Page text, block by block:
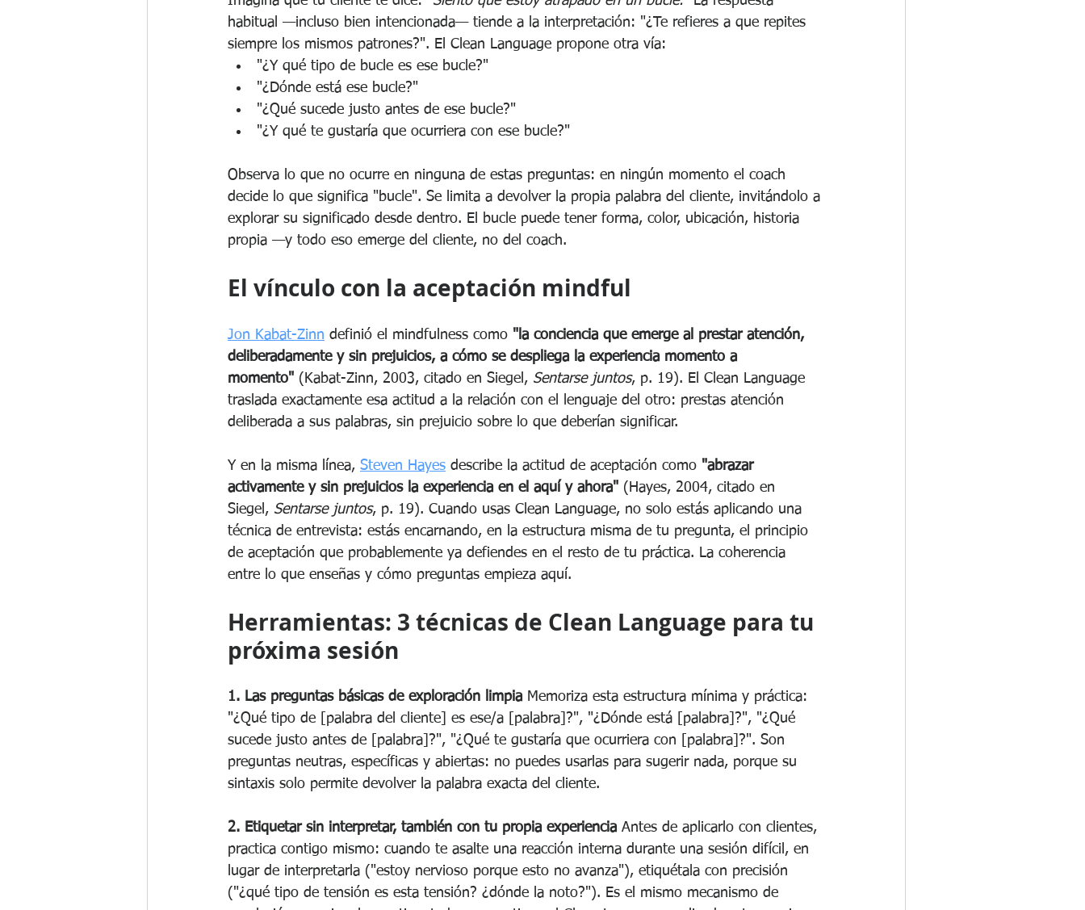
habitual —incluso bien intencionada— tiende a la interpretación: "¿Te refieres a que repites
siempre los mismos patrones?". El Clean Language propone otra vía:
"¿Y qué tipo de bucle es ese bucle?"
"¿Dónde está ese bucle?"
"¿Qué sucede justo antes de ese bucle?"
"¿Y qué te gustaría que ocurriera con ese bucle?"
Observa lo que no ocurre en ninguna de estas preguntas: en ningún momento el coach
decide lo que significa "bucle". Se limita a devolver la propia palabra del cliente, invitándolo a
explorar su significado desde dentro. El bucle puede tener forma, color, ubicación, historia
propia —y todo eso emerge del cliente, no del coach.
El vínculo con la aceptación mindful
Jon Kabat-Zinn definió el mindfulness como "la conciencia que emerge al prestar atención,
deliberadamente y sin prejuicios, a cómo se despliega la experiencia momento a
momento" (Kabat-Zinn, 2003, citado en Siegel, Sentarse juntos, p. 19). El Clean Language
traslada exactamente esa actitud a la relación con el lenguaje del otro: prestas atención
deliberada a sus palabras, sin prejuicio sobre lo que deberían significar.
Y en la misma línea, Steven Hayes describe la actitud de aceptación como "abrazar
activamente y sin prejuicios la experiencia en el aquí y ahora" (Hayes, 2004, citado en
Siegel, Sentarse juntos, p. 19). Cuando usas Clean Language, no solo estás aplicando una
técnica de entrevista: estás encarnando, en la estructura misma de tu pregunta, el principio
de aceptación que probablemente ya defiendes en el resto de tu práctica. La coherencia
entre lo que enseñas y cómo preguntas empieza aquí.
Herramientas: 3 técnicas de Clean Language para tu
próxima sesión
1. Las preguntas básicas de exploración limpia Memoriza esta estructura mínima y práctica:
"¿Qué tipo de [palabra del cliente] es ese/a [palabra]?", "¿Dónde está [palabra]?", "¿Qué
sucede justo antes de [palabra]?", "¿Qué te gustaría que ocurriera con [palabra]?". Son
preguntas neutras, específicas y abiertas: no puedes usarlas para sugerir nada, porque su
sintaxis solo permite devolver la palabra exacta del cliente.
2. Etiquetar sin interpretar, también con tu propia experiencia Antes de aplicarlo con clientes,
practica contigo mismo: cuando te asalte una reacción interna durante una sesión difícil, en
lugar de interpretarla ("estoy nervioso porque esto no avanza"), etiquétala con precisión
("¿qué tipo de tensión es esta tensión? ¿dónde la noto?"). Es el mismo mecanismo de